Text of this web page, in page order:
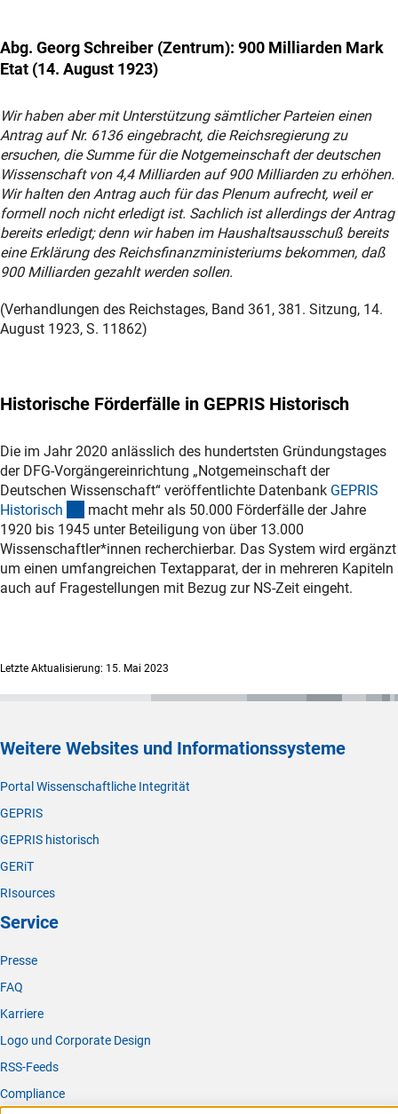
Abg. Georg Schreiber (Zentrum): 900 Milliarden Mark
Etat (14. August 1923)
Wir haben aber mit Unterstützung sämtlicher Parteien einen
Antrag auf Nr. 6136 eingebracht, die Reichsregierung zu
ersuchen, die Summe für die Notgemeinschaft der deutschen
Wissenschaft von 4,4 Milliarden auf 900 Milliarden zu erhöhen.
Wir halten den Antrag auch für das Plenum aufrecht, weil er
formell noch nicht erledigt ist. Sachlich ist allerdings der Antrag
bereits erledigt; denn wir haben im Haushaltsausschuß bereits
eine Erklärung des Reichsfinanzministeriums bekommen, daß
900 Milliarden gezahlt werden sollen.
(Verhandlungen des Reichstages, Band 361, 381. Sitzung, 14.
August 1923, S. 11862)
Historische Förderfälle in GEPRIS Historisch
Die im Jahr 2020 anlässlich des hundertsten Gründungstages
der DFG-Vorgängereinrichtung „Notgemeinschaft der
Deutschen Wissenschaft“ veröffentlichte Datenbank GEPRIS
Historisch (externer Link)
macht mehr als 50.000 Förderfälle der Jahre
1920 bis 1945 unter Beteiligung von über 13.000
Wissenschaftler*innen recherchierbar. Das System wird ergänzt
um einen umfangreichen Textapparat, der in mehreren Kapiteln
auch auf Fragestellungen mit Bezug zur NS-Zeit eingeht.
Letzte Aktualisierung: 15. Mai 2023
Weitere Websites und Informationssysteme
Portal Wissenschaftliche Integrität
GEPRIS
GEPRIS historisch
GERiT
RIsources
Service
Presse
FAQ
Karriere
Logo und Corporate Design
RSS-Feeds
Compliance